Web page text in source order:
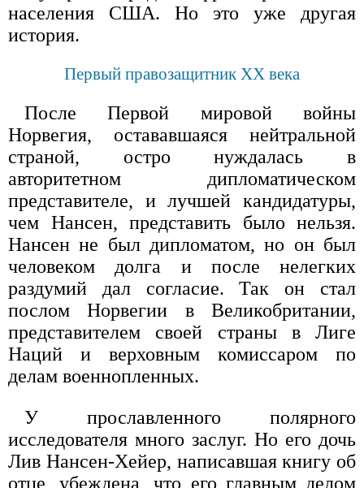
населения США. Но это уже другая
история.
Первый правозащитник ХХ века
После Первой мировой войны
Норвегия, остававшаяся нейтральной
страной, остро нуждалась в
авторитетном дипломатическом
представителе, и лучшей кандидатуры,
чем Нансен, представить было нельзя.
Нансен не был дипломатом, но он был
человеком долга и после нелегких
раздумий дал согласие. Так он стал
послом Норвегии в Великобритании,
представителем своей страны в Лиге
Наций и верховным комиссаром по
делам военнопленных.
У прославленного полярного
исследователя много заслуг. Но его дочь
Лив Нансен-Хейер, написавшая книгу об
отце, убеждена, что его главным делом